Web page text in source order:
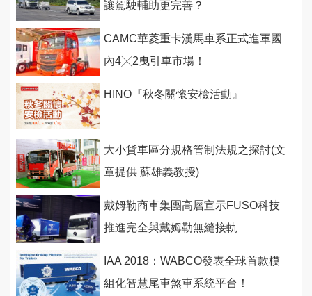
讓駕駛輔助更完善？
CAMC華菱重卡漢馬車系正式進軍國
內4╳2曳引車市場！
HINO『秋冬關懷安檢活動』
大小貨車區分規格管制法規之探討(文
章提供 蘇雄義教授)
戴姆勒商車集團高層宣示FUSO科技
推進完全與戴姆勒無縫接軌
IAA 2018：WABCO發表全球首款模
組化智慧尾車煞車系統平台！